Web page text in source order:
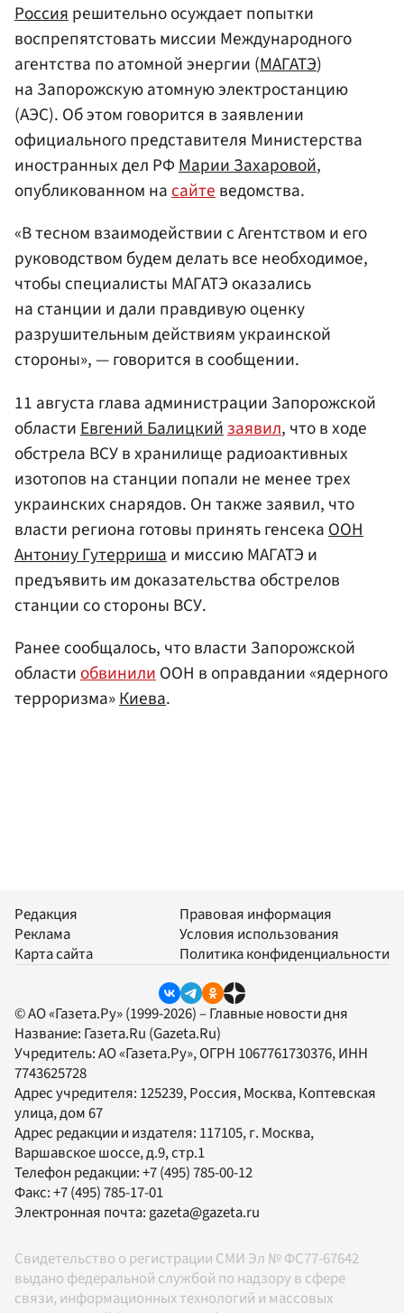
Россиярешительно осуждает попытки
воспрепятстовать миссии Международного
агентства по атомной энергии (МАГАТЭ)
на Запорожскую атомную электростанцию
(АЭС). Об этом говорится в заявлении
официального представителя Министерства
иностранных дел РФМарии Захаровой,
опубликованном насайтеведомства.
«В тесном взаимодействии с Агентством и его
руководством будем делать все необходимое,
чтобы специалисты МАГАТЭ оказались
на станции и дали правдивую оценку
разрушительным действиям украинской
стороны», — говорится в сообщении.
11 августа глава администрации Запорожской
области Евгений Балицкий заявил, что в ходе
обстрела ВСУ в хранилище радиоактивных
изотопов на станции попали не менее трех
украинских снарядов. Он также заявил, что
власти региона готовы принять генсека ООН
Антониу Гутерриша и миссию МАГАТЭ и
предъявить им доказательства обстрелов
станции со стороны ВСУ.
Ранее сообщалось, что власти Запорожской
областиобвинилиООН в оправдании «ядерного
терроризма»Киева.
Редакция
Реклама
Карта сайта
Правовая информация
Условия использования
Политика конфиденциальности
© АО «Газета.Ру» (1999-2026) – Главные новости дня
Название: Газета.Ru (Gazeta.Ru)
Учредитель:АО «Газета.Ру», ОГРН 1067761730376, ИНН
7743625728
Адрес учредителя: 125239, Россия, Москва, Коптевская
улица, дом 67
Адрес редакции и издателя: 117105, г. Москва,
Варшавское шоссе, д.9, стр.1
Телефон редакции:+7 (495) 785-00-12
Факс:+7 (495) 785-17-01
Электронная почта:gazeta@gazeta.ru
Свидетельство о регистрации СМИ Эл № ФС77-67642
выдано федеральной службой по надзору в сфере
связи, информационных технологий и массовых